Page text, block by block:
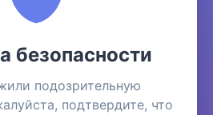
безопасности
подозрительную
подтвердите, что